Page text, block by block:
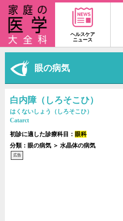
ヘルスケア
ニュース
眼の病気
白内障（しろそこひ）
はくないしょう（しろそこひ）
Catarct
初診に適した診療科目： 眼科
分類：眼の病気 ＞ 水晶体の病気
広告